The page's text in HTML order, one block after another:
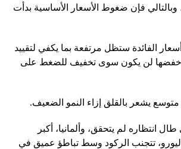
وبالتالي فإن ضغوط الأسعار الأساسية بدأت
الفائدة ستظل مرتفعة بما يكفي لتقييد
خفضها لن يكون سوى تخفيف للضغط على
يشعر بالقلق إزاء النمو الضعيف.
انتظاره لم يتحقق، وألمانيا، أكبر
تتجنب الركود وسط تباطؤ عميق في